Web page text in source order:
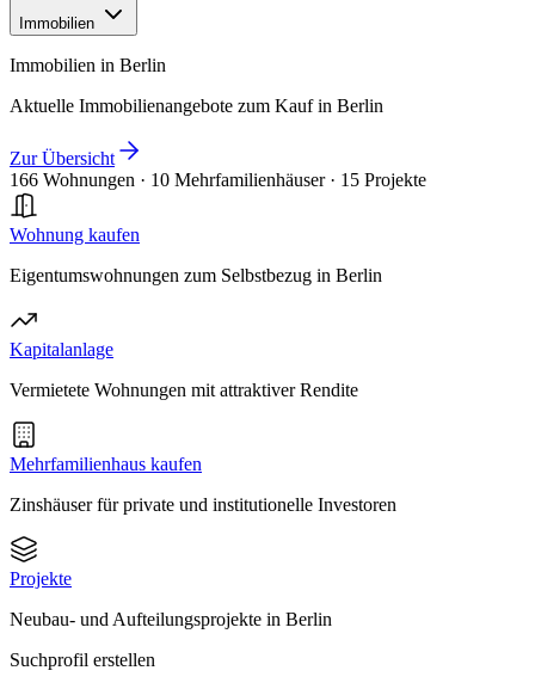
Immobilien
Immobilien in Berlin
Aktuelle Immobilienangebote zum Kauf in Berlin
Zur Übersicht
166 Wohnungen · 10 Mehrfamilienhäuser · 15 Projekte
Wohnung kaufen
Eigentumswohnungen zum Selbstbezug in Berlin
Kapitalanlage
Vermietete Wohnungen mit attraktiver Rendite
Mehrfamilienhaus kaufen
Zinshäuser für private und institutionelle Investoren
Projekte
Neubau- und Aufteilungsprojekte in Berlin
Suchprofil erstellen